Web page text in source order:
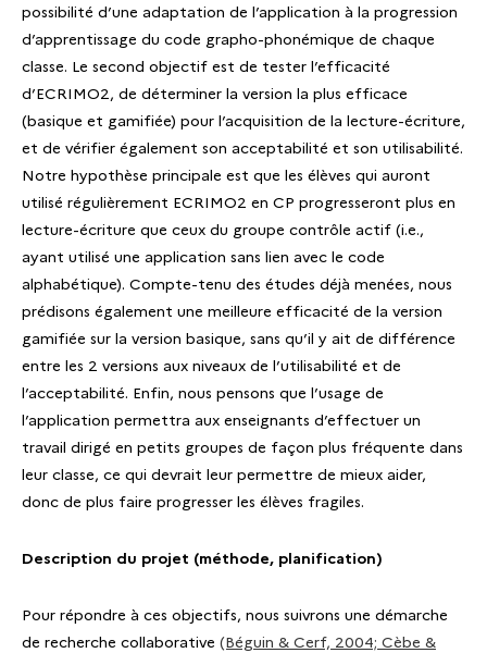
possibilité d’une adaptation de l’application à la progression
d’apprentissage du code grapho-phonémique de chaque
classe. Le second objectif est de tester l’efficacité
d’ECRIMO2, de déterminer la version la plus efficace
(basique et gamifiée) pour l’acquisition de la lecture-écriture,
et de vérifier également son acceptabilité et son utilisabilité.
Notre hypothèse principale est que les élèves qui auront
utilisé régulièrement ECRIMO2 en CP progresseront plus en
lecture-écriture que ceux du groupe contrôle actif (i.e.,
ayant utilisé une application sans lien avec le code
alphabétique). Compte-tenu des études déjà menées, nous
prédisons également une meilleure efficacité de la version
gamifiée sur la version basique, sans qu’il y ait de différence
entre les 2 versions aux niveaux de l’utilisabilité et de
l’acceptabilité. Enfin, nous pensons que l’usage de
l’application permettra aux enseignants d’effectuer un
travail dirigé en petits groupes de façon plus fréquente dans
leur classe, ce qui devrait leur permettre de mieux aider,
donc de plus faire progresser les élèves fragiles.
Description du projet (méthode, planification)
Pour répondre à ces objectifs, nous suivrons une démarche
de recherche collaborative (Béguin & Cerf, 2004; Cèbe &